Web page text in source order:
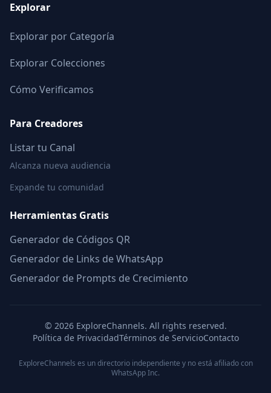
Explorar
Explorar por Categoría
Explorar Colecciones
Cómo Verificamos
Para Creadores
Listar tu Canal
Alcanza nueva audiencia
Expande tu comunidad
Herramientas Gratis
Generador de Códigos QR
Generador de Links de WhatsApp
Generador de Prompts de Crecimiento
© 2026ExploreChannels. All rights reserved.
Política de PrivacidadTérminos de ServicioContacto
ExploreChannels es un directorio independiente y no está afiliado con
WhatsApp Inc.